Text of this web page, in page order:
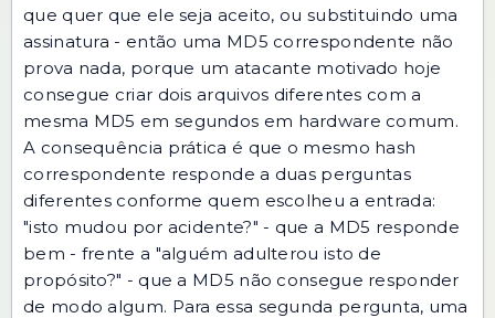
que quer que ele seja aceito, ou substituindo uma
assinatura - então uma MD5 correspondente não
prova nada, porque um atacante motivado hoje
consegue criar dois arquivos diferentes com a
mesma MD5 em segundos em hardware comum.
A consequência prática é que o mesmo hash
correspondente responde a duas perguntas
diferentes conforme quem escolheu a entrada:
"isto mudou por acidente?" - que a MD5 responde
bem - frente a "alguém adulterou isto de
propósito?" - que a MD5 não consegue responder
de modo algum. Para essa segunda pergunta, uma